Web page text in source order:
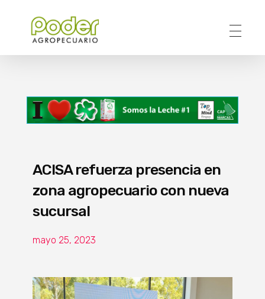
ACISA refuerza presencia en
zona agropecuario con nueva
sucursal
mayo 25, 2023